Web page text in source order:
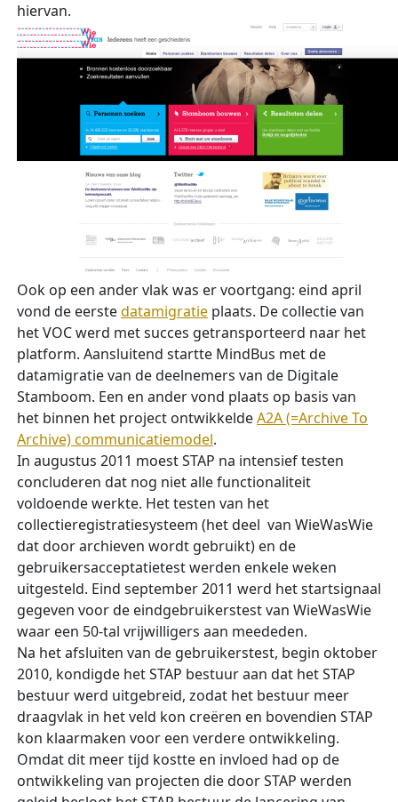
hiervan.
Ook op een ander vlak was er voortgang: eind april
vond de eerstedatamigratie plaats. De collectie van
het VOC werd met succes getransporteerd naar het
platform. Aansluitend startte MindBus met de
datamigratie van de deelnemers van de Digitale
Stamboom. Een en ander vond plaats op basis van
het binnen het project ontwikkeldeA2A (=Archive To
Archive) communicatiemodel.
In augustus 2011 moest STAP na intensief testen
concluderen dat nog niet alle functionaliteit
voldoende werkte. Het testen van het
collectieregistratiesysteem (het deel van WieWasWie
dat door archieven wordt gebruikt) en de
gebruikersacceptatietest werden enkele weken
uitgesteld. Eind september 2011 werd het startsignaal
gegeven voor de eindgebruikerstest van WieWasWie
waar een 50-tal vrijwilligers aan meededen.
Na het afsluiten van de gebruikerstest, begin oktober
2010, kondigde het STAP bestuur aan dat het STAP
bestuur werd uitgebreid, zodat het bestuur meer
draagvlak in het veld kon creëren en bovendien STAP
kon klaarmaken voor een verdere ontwikkeling.
Omdat dit meer tijd kostte en invloed had op de
ontwikkeling van projecten die door STAP werden